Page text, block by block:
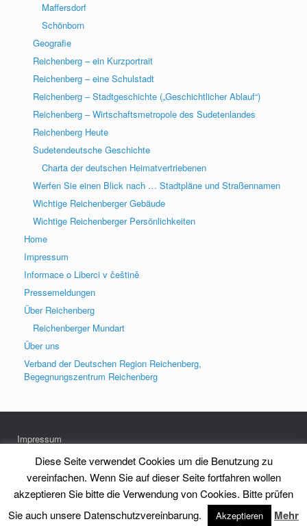
Maffersdorf
Schönborn
Geografie
Reichenberg – ein Kurzportrait
Reichenberg – eine Schulstadt
Reichenberg – Stadtgeschichte („Geschichtlicher Ablauf“)
Reichenberg – Wirtschaftsmetropole des Sudetenlandes
Reichenberg Heute
Sudetendeutsche Geschichte
Charta der deutschen Heimatvertriebenen
Werfen Sie einen Blick nach … Stadtpläne und Straßennamen
Wichtige Reichenberger Gebäude
Wichtige Reichenberger Persönlichkeiten
Home
Impressum
Informace o Liberci v češtině
Pressemeldungen
Über Reichenberg
Reichenberger Mundart
Über uns
Verband der Deutschen Region Reichenberg,
Begegnungszentrum Reichenberg
Impressum
Datenschutz
Theme bySiteOrigin
Diese Seite verwendet Cookies um die Benutzung zu
vereinfachen. Wenn Sie auf dieser Seite fortfahren wollen
akzeptieren Sie bitte die Verwendung von Cookies. Bitte prüfen
Sie auch unsere Datenschutzvereinbarung.
Akzeptieren Mehr